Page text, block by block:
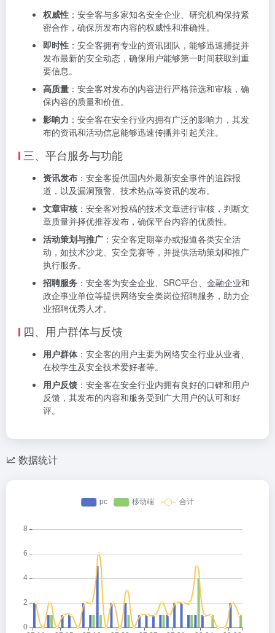
权威性 ：安全客与多家知名安全企业、研究机构保持紧
密合作，确保所发布内容的权威性和准确性。
即时性 ：安全客拥有专业的资讯团队，能够迅速捕捉并
发布最新的安全动态，确保用户能够第一时间获取到重
要信息。
高质量 ：安全客对发布的内容进行严格筛选和审核，确
保内容的质量和价值。
影响力 ：安全客在安全行业内拥有广泛的影响力，其发
布的资讯和活动信息能够迅速传播并引起关注。
三、平台服务与功能
资讯发布 ：安全客提供国内外最新安全事件的追踪报
道，以及漏洞预警、技术热点等资讯的发布。
文章审核 ：安全客对投稿的技术文章进行审核，判断文
章质量并择优推荐发布，确保平台内容的优质性。
活动策划与推广 ：安全客定期举办或报道各类安全活
动，如技术沙龙、安全竞赛等，并提供活动策划和推广
执行服务。
招聘服务 ：安全客为安全企业、SRC平台、金融企业和
政企事业单位等提供网络安全类岗位招聘服务，助力企
业招聘优秀人才。
四、用户群体与反馈
用户群体：安全客的用户主要为网络安全行业从业者、
在校学生及安全技术爱好者等。
用户反馈 ：安全客在安全行业内拥有良好的口碑和用户
反馈，其发布的内容和服务受到广大用户的认可和好
评。
数据统计